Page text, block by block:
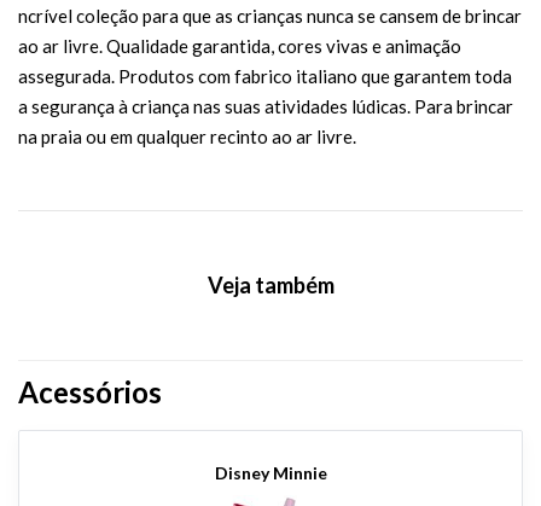
ncrível coleção para que as crianças nunca se cansem de brincar
ao ar livre. Qualidade garantida, cores vivas e animação
assegurada. Produtos com fabrico italiano que garantem toda
a segurança à criança nas suas atividades lúdicas. Para brincar
na praia ou em qualquer recinto ao ar livre.
Veja também
Acessórios
Disney Minnie